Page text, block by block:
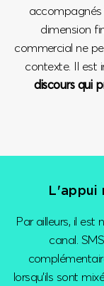
accompagnés
dimension
commercial ne
contexte. Il est
discours qui
L'appui
Par ailleurs, il est
canal.
lorsqu’ils sont